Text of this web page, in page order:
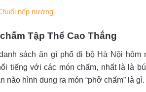
nếp nướng
hấm Tập Thể Cao Thắng
sách ăn gì phố đi bộ Hà Nội
tiếng với các món chấm, nhất là là
nào hình dung ra món “phở chấm” là gì.